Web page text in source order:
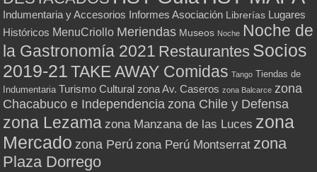
Indumentaria y Accesorios Informes Asociación Librerías Lugares
Históricos MenuCriollo Meriendas Museos Noche Noche de
la Gastronomía 2021 Restaurantes Socios
2019-21 TAKE AWAY Comidas Tango Tiendas de
Indumentaria Turismo Cultural zona Av. Caseros zona Balcarce zona
Chacabuco e Independencia zona Chile y Defensa
zona Lezama zona Manzana de las Luces zona
Mercado zona Perú zona Perú Montserrat zona
Plaza Dorrego